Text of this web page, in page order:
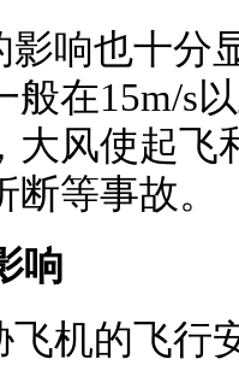
影响也十分
般在15m/s
大风使起
等事故。
响
飞机的飞行